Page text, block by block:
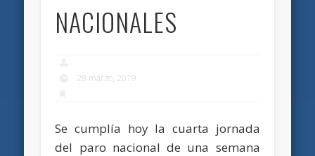
NACIONALES
28 marzo, 2019
Se cumplía hoy la cuarta jornada
del paro nacional de una semana